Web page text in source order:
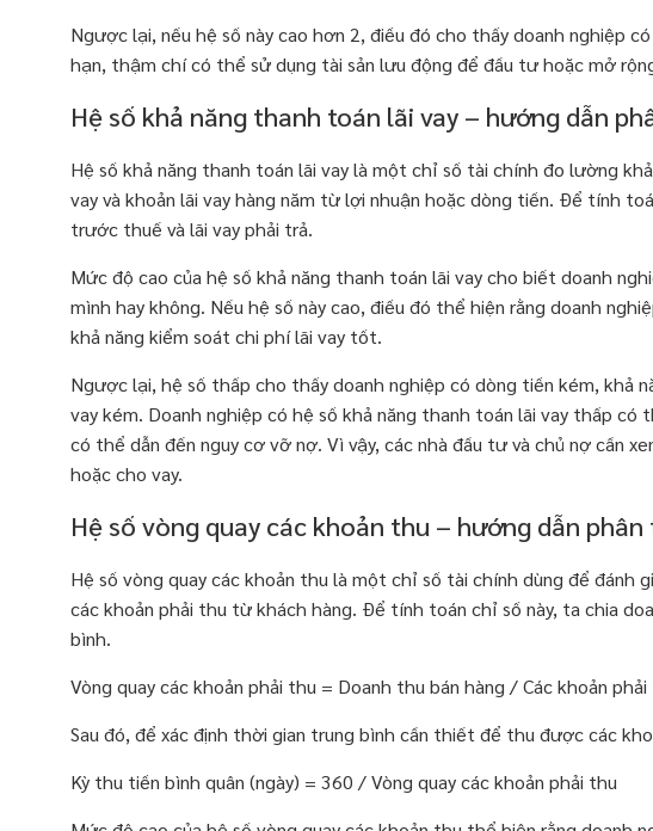
Ngược lại, nếu hệ số này cao hơn 2, điều đó cho thấy doanh nghiệp
hạn, thậm chí có thể sử dụng tài sản lưu động để đầu tư hoặc mở
Hệ số khả năng thanh toán lãi vay – hướng dẫn
Hệ số khả năng thanh toán lãi vay là một chỉ số tài chính đo lường
vay và khoản lãi vay hàng năm từ lợi nhuận hoặc dòng tiền. Để tính
trước thuế và lãi vay phải trả.
Mức độ cao của hệ số khả năng thanh toán lãi vay cho biết doanh
mình hay không. Nếu hệ số này cao, điều đó thể hiện rằng doanh
khả năng kiểm soát chi phí lãi vay tốt.
Ngược lại, hệ số thấp cho thấy doanh nghiệp có dòng tiền kém, khả
vay kém. Doanh nghiệp có hệ số khả năng thanh toán lãi vay thấp
có thể dẫn đến nguy cơ vỡ nợ. Vì vậy, các nhà đầu tư và chủ nợ cần
hoặc cho vay.
Hệ số vòng quay các khoản thu – hướng dẫn
Hệ số vòng quay các khoản thu là một chỉ số tài chính dùng để đánh
các khoản phải thu từ khách hàng. Để tính toán chỉ số này, ta chia
bình.
Vòng quay các khoản phải thu = Doanh thu bán hàng / Các khoản
Sau đó, để xác định thời gian trung bình cần thiết để thu được các
Kỳ thu tiền bình quân (ngày) = 360 / Vòng quay các khoản phải thu